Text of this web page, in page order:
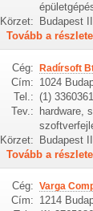
Körzet:
Budapest
Tovább a
Cég: Radírsoft
Cím: 1024
Tel.: (1)
Tev.:
hardware,
Körzet:
Budapest
Tovább a
Cég: Varga
Cím: 1214